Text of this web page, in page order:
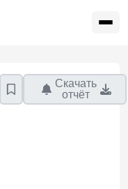
Скачать
отчёт